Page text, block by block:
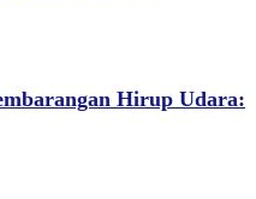
Hirup Udara: